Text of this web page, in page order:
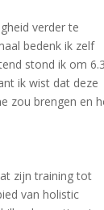
verder te
bedenk ik zelf
stond ik om
ik wist dat deze
zou brengen en
zijn training tot
van holistic